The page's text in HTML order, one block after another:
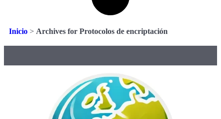
Inicio > Archives for Protocolos de encriptación